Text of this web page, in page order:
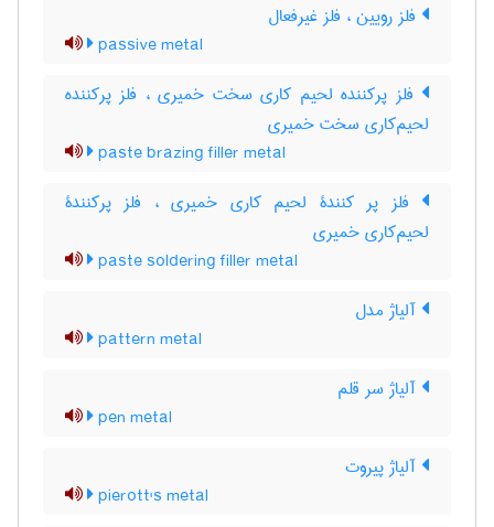
فلز رویین ، فلز غیرفعال
passive metal
فلز پرکننده لحیم کاری سخت خمیری ، فلز پرکننده
لحیم‌کاری سخت خمیری
paste brazing filler metal
فلز پر کنندۀ لحیم کاری خمیری ، فلز پرکنندۀ
لحیم‌کاری خمیری
paste soldering filler metal
آلیاژ مدل
pattern metal
آلیاژ سر قلم
pen metal
آلیاژ پیروت
pierott's metal